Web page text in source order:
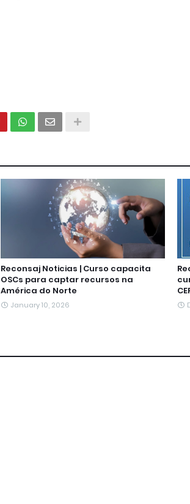
Reconsaj Noticias | Curso capacita
OSCs para captar recursos na
América do Norte
January 10, 2026